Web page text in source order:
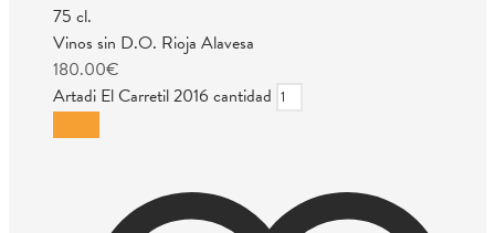
75 cl.
Vinos sin D.O. Rioja Alavesa
180.00€
Artadi El Carretil 2016 cantidad